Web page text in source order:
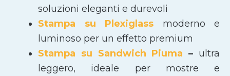
soluzioni eleganti e durevoli
Stampa su Plexiglass moderno e
luminoso per un effetto premium
Stampa su Sandwich Piuma – ultra
leggero, ideale per mostre e